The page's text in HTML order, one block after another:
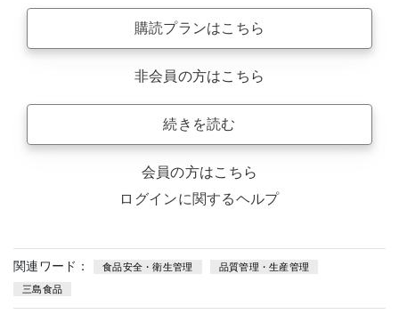
購読プランはこちら
非会員の方はこちら
続きを読む
会員の方はこちら
ログインに関するヘルプ
関連ワード： 食品安全・衛生管理 品質管理・生産管理
三島食品